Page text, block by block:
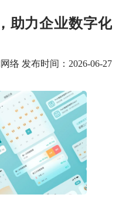
助力企业数字化
络 发布时间：2026-06-27